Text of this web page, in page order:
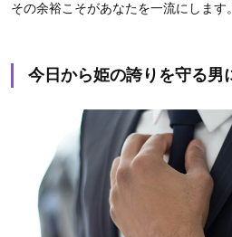
その余裕こそがあなたを一流にします。
今日から姫の誇りを守る男